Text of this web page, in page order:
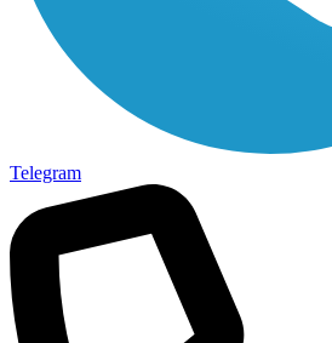
Telegram